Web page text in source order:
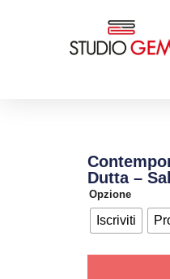
Dutta –
Opzione
Iscriviti